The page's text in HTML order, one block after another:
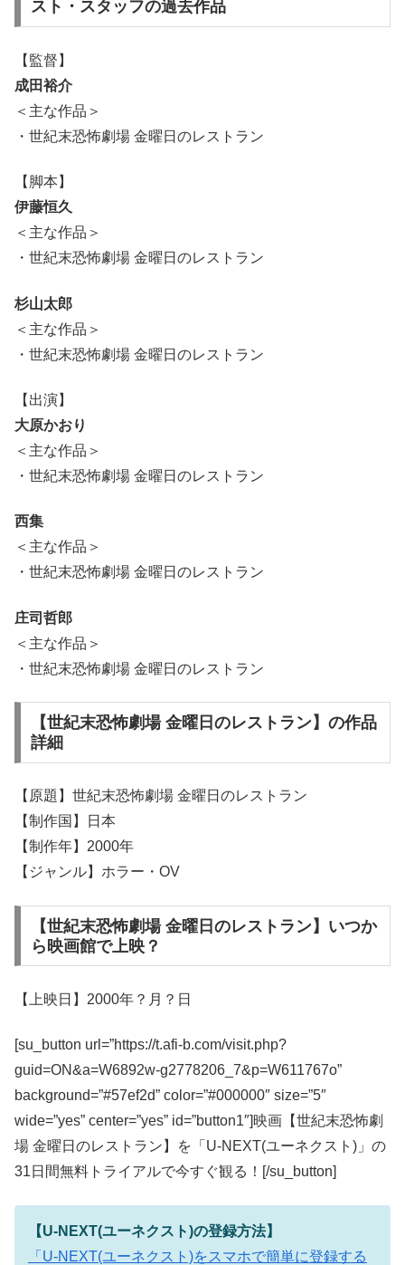
スト・スタッフの過去作品
【監督】
成田裕介
＜主な作品＞
・世紀末恐怖劇場 金曜日のレストラン
【脚本】
伊藤恒久
＜主な作品＞
・世紀末恐怖劇場 金曜日のレストラン
杉山太郎
＜主な作品＞
・世紀末恐怖劇場 金曜日のレストラン
【出演】
大原かおり
＜主な作品＞
・世紀末恐怖劇場 金曜日のレストラン
西集
＜主な作品＞
・世紀末恐怖劇場 金曜日のレストラン
庄司哲郎
＜主な作品＞
・世紀末恐怖劇場 金曜日のレストラン
【世紀末恐怖劇場 金曜日のレストラン】の作品
詳細
【原題】世紀末恐怖劇場 金曜日のレストラン
【制作国】日本
【制作年】2000年
【ジャンル】ホラー・OV
【世紀末恐怖劇場 金曜日のレストラン】いつか
ら映画館で上映？
【上映日】2000年？月？日
[su_button url=”https://t.afi-b.com/visit.php?
guid=ON&a=W6892w-g2778206_7&p=W611767o”
background=”#57ef2d” color=”#000000″ size=”5″
wide=”yes” center=”yes” id=”button1″]映画【世紀末恐怖劇
場 金曜日のレストラン】を「U-NEXT(ユーネクスト)」の
31日間無料トライアルで今すぐ観る！[/su_button]
【U-NEXT(ユーネクスト)の登録方法】
「U-NEXT(ユーネクスト)をスマホで簡単に登録する